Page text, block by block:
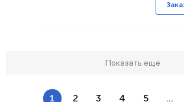
Показать ещё
1 2 3 4 5 ...